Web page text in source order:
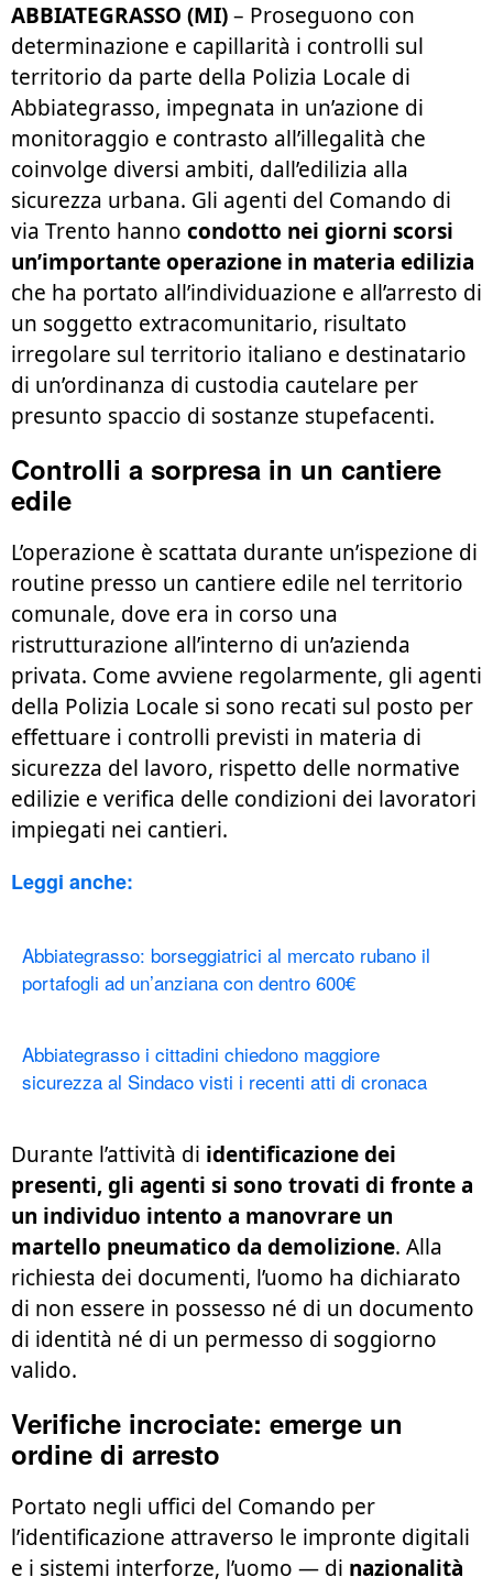
ABBIATEGRASSO (MI)– Proseguono con
determinazione e capillarità i controlli sul
territorio da parte della Polizia Locale di
Abbiategrasso, impegnata in un’azione di
monitoraggio e contrasto all’illegalità che
coinvolge diversi ambiti, dall’edilizia alla
sicurezza urbana. Gli agenti del Comando di
via Trento hanno condotto nei giorni scorsi
un’importante operazione in materia edilizia
che ha portato all’individuazione e all’arresto di
un soggetto extracomunitario, risultato
irregolare sul territorio italiano e destinatario
di un’ordinanza di custodia cautelare per
presunto spaccio di sostanze stupefacenti.
Controlli a sorpresa in un cantiere
edile
L’operazione è scattata durante un’ispezione di
routine presso un cantiere edile nel territorio
comunale, dove era in corso una
ristrutturazione all’interno di un’azienda
privata. Come avviene regolarmente, gli agenti
della Polizia Locale si sono recati sul posto per
effettuare i controlli previsti in materia di
sicurezza del lavoro, rispetto delle normative
edilizie e verifica delle condizioni dei lavoratori
impiegati nei cantieri.
Leggi anche:
Abbiategrasso: borseggiatrici al mercato rubano il
portafogli ad un’anziana con dentro 600€
Abbiategrasso i cittadini chiedono maggiore
sicurezza al Sindaco visti i recenti atti di cronaca
Durante l’attività di identificazione dei
presenti, gli agenti si sono trovati di fronte a
un individuo intento a manovrare un
martello pneumatico da demolizione. Alla
richiesta dei documenti, l’uomo ha dichiarato
di non essere in possesso né di un documento
di identità né di un permesso di soggiorno
valido.
Verifiche incrociate: emerge un
ordine di arresto
Portato negli uffici del Comando per
l’identificazione attraverso le impronte digitali
e i sistemi interforze, l’uomo — di nazionalità